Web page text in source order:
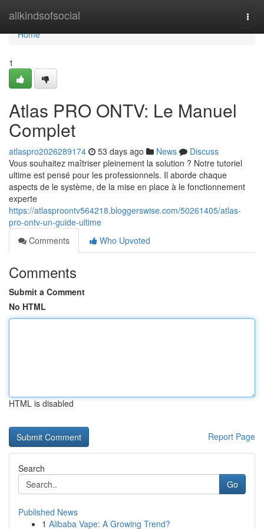
allkindsofsocial
Home
Home
1
Atlas PRO ONTV: Le Manuel
Complet
atlaspro2026289174 53 days ago News
Discuss
Vous souhaitez maîtriser pleinement la solution ? Notre tutoriel
ultime est pensé pour les professionnels. Il aborde chaque
aspects de le système, de la mise en place à le fonctionnement
experte
https://atlasproontv564218.bloggerswise.com/50261405/atlas-
pro-ontv-un-guide-ultime
Comments
Who Upvoted
Comments
Submit a Comment
No HTML
HTML is disabled
Report Page
Search
Go
Published News
1 Alibaba Vape: A Growing Trend?